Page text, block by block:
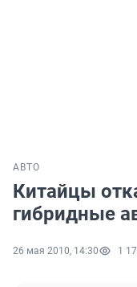
АВТО
Китайцы
гибридные
26 мая 2010, 14:30 1